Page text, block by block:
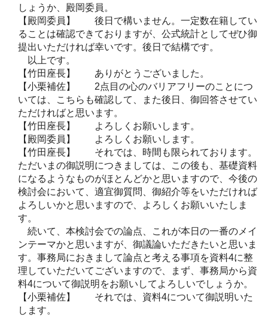
しょうか、殿岡委員。
【殿岡委員】 後日で構いません。一定数在籍してい
ることは確認できておりますが、公式統計としてぜひ御
提出いただければ幸いです。後日で結構です。
以上です。
【竹田座長】 ありがとうございました。
【小栗補佐】 2点目の心のバリアフリーのことにつ
いては、こちらも確認して、また後日、御回答させてい
ただければと思います。
【竹田座長】 よろしくお願いします。
【殿岡委員】 よろしくお願いします。
【竹田座長】 それでは、時間も限られております。
ただいまの御説明につきましては、この後も、基礎資料
になるようなものがほとんどかと思いますので、今後の
検討会において、適宜御質問、御紹介等をいただければ
よろしいかと思いますので、よろしくお願いいたしま
す。
続いて、本検討会での論点、これが本日の一番のメイ
ンテーマかと思いますが、御議論いただきたいと思いま
す。事務局におきまして論点と考える事項を資料4に整
理していただいてございますので、まず、事務局から資
料4について御説明をお願いしてよろしいでしょうか。
【小栗補佐】 それでは、資料4について御説明いた
します。